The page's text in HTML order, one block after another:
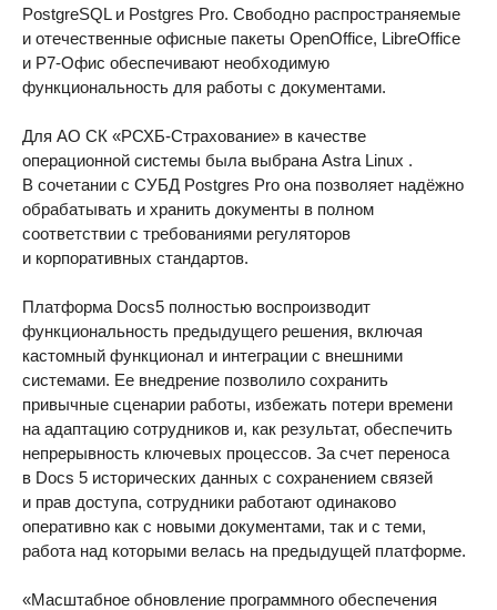
PostgreSQL и Postgres Pro. Свободно распространяемые
и отечественные офисные пакеты OpenOffice, LibreOffice
и Р7-Офис обеспечивают необходимую
функциональность для работы с документами.
Для АО СК «РСХБ-Страхование» в качестве
операционной системы была выбрана Astra Linux .
В сочетании с СУБД Postgres Pro она позволяет надёжно
обрабатывать и хранить документы в полном
соответствии с требованиями регуляторов
и корпоративных стандартов.
Платформа Docs5 полностью воспроизводит
функциональность предыдущего решения, включая
кастомный функционал и интеграции с внешними
системами. Ее внедрение позволило сохранить
привычные сценарии работы, избежать потери времени
на адаптацию сотрудников и, как результат, обеспечить
непрерывность ключевых процессов. За счет переноса
в Docs 5 исторических данных с сохранением связей
и прав доступа, сотрудники работают одинаково
оперативно как с новыми документами, так и с теми,
работа над которыми велась на предыдущей платформе.
«Масштабное обновление программного обеспечения